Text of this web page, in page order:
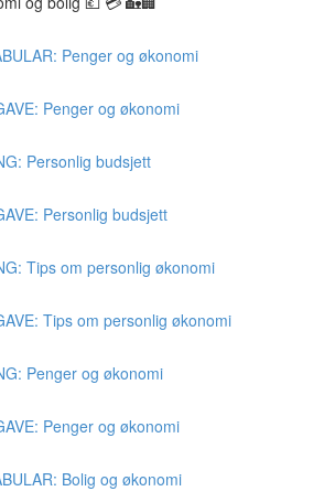
Penger og økonomi
Penger og økonomi
Personlig budsjett
Personlig budsjett
Tips om personlig økonomi
Tips om personlig økonomi
Penger og økonomi
Penger og økonomi
Bolig og økonomi